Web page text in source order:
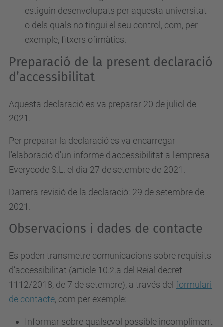
estiguin desenvolupats per aquesta universitat
o dels quals no tingui el seu control, com, per
exemple, fitxers ofimàtics.
Preparació de la present declaració
d’accessibilitat
Aquesta declaració es va preparar 20 de juliol de
2021.
Per preparar la declaració es va encarregar
l'elaboració d'un informe d'accessibilitat a l'empresa
Everycode S.L. el dia 27 de setembre de 2021.
Darrera revisió de la declaració: 29 de setembre de
2021.
Observacions i dades de contacte
Es poden transmetre comunicacions sobre requisits
d’accessibilitat (article 10.2.a del Reial decret
1112/2018, de 7 de setembre), a través del formulari
de contacte, com per exemple:
Informar sobre qualsevol possible incompliment